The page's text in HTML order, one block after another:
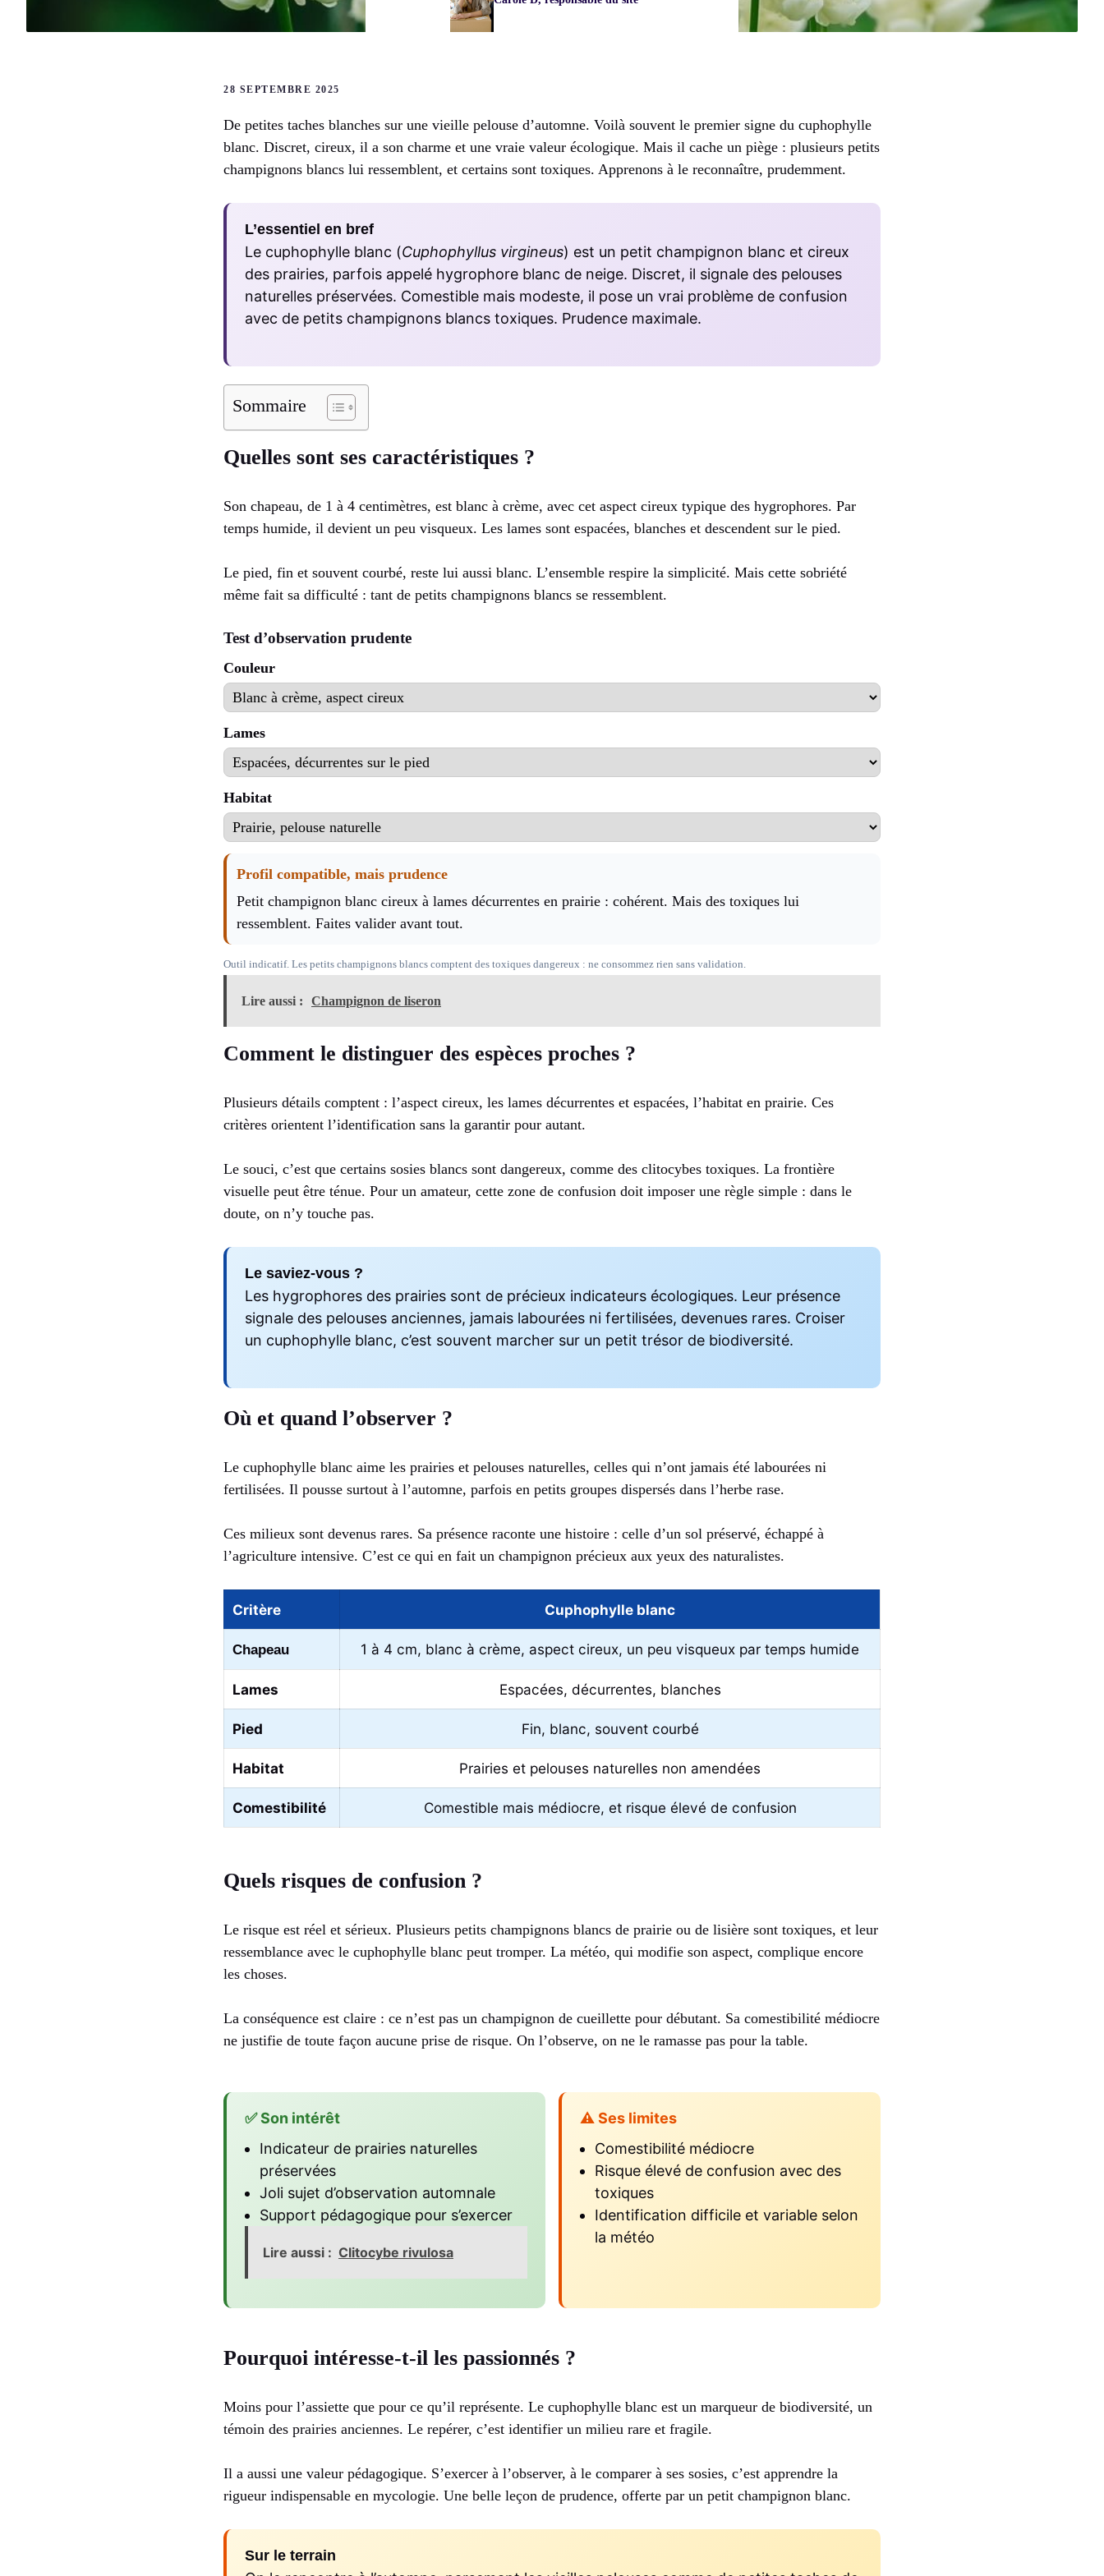
28 SEPTEMBRE 2025
De petites taches blanches sur une vieille pelouse d’automne. Voilà souvent le premier signe du cuphophylle
blanc. Discret, cireux, il a son charme et une vraie valeur écologique. Mais il cache un piège : plusieurs petits
champignons blancs lui ressemblent, et certains sont toxiques. Apprenons à le reconnaître, prudemment.
L’essentiel en bref
Le cuphophylle blanc (Cuphophyllus virgineus) est un petit champignon blanc et cireux
des prairies, parfois appelé hygrophore blanc de neige. Discret, il signale des pelouses
naturelles préservées. Comestible mais modeste, il pose un vrai problème de confusion
avec de petits champignons blancs toxiques. Prudence maximale.
Sommaire
Quelles sont ses caractéristiques ?
Son chapeau, de 1 à 4 centimètres, est blanc à crème, avec cet aspect cireux typique des hygrophores. Par
temps humide, il devient un peu visqueux. Les lames sont espacées, blanches et descendent sur le pied.
Le pied, fin et souvent courbé, reste lui aussi blanc. L’ensemble respire la simplicité. Mais cette sobriété
même fait sa difficulté : tant de petits champignons blancs se ressemblent.
Test d’observation prudente
Couleur
Lames
Habitat
Profil compatible, mais prudence
Petit champignon blanc cireux à lames décurrentes en prairie : cohérent. Mais des toxiques lui
ressemblent. Faites valider avant tout.
Outil indicatif. Les petits champignons blancs comptent des toxiques dangereux : ne consommez rien sans validation.
Lire aussi : Champignon de liseron
Comment le distinguer des espèces proches ?
Plusieurs détails comptent : l’aspect cireux, les lames décurrentes et espacées, l’habitat en prairie. Ces
critères orientent l’identification sans la garantir pour autant.
Le souci, c’est que certains sosies blancs sont dangereux, comme des clitocybes toxiques. La frontière
visuelle peut être ténue. Pour un amateur, cette zone de confusion doit imposer une règle simple : dans le
doute, on n’y touche pas.
Le saviez-vous ?
Les hygrophores des prairies sont de précieux indicateurs écologiques. Leur présence
signale des pelouses anciennes, jamais labourées ni fertilisées, devenues rares. Croiser
un cuphophylle blanc, c’est souvent marcher sur un petit trésor de biodiversité.
Où et quand l’observer ?
Le cuphophylle blanc aime les prairies et pelouses naturelles, celles qui n’ont jamais été labourées ni
fertilisées. Il pousse surtout à l’automne, parfois en petits groupes dispersés dans l’herbe rase.
Ces milieux sont devenus rares. Sa présence raconte une histoire : celle d’un sol préservé, échappé à
l’agriculture intensive. C’est ce qui en fait un champignon précieux aux yeux des naturalistes.
Critère Cuphophylle blanc
Chapeau 1 à 4 cm, blanc à crème, aspect cireux, un peu visqueux par temps humide
Lames Espacées, décurrentes, blanches
Pied Fin, blanc, souvent courbé
Habitat Prairies et pelouses naturelles non amendées
Comestibilité Comestible mais médiocre, et risque élevé de confusion
Quels risques de confusion ?
Le risque est réel et sérieux. Plusieurs petits champignons blancs de prairie ou de lisière sont toxiques, et leur
ressemblance avec le cuphophylle blanc peut tromper. La météo, qui modifie son aspect, complique encore
les choses.
La conséquence est claire : ce n’est pas un champignon de cueillette pour débutant. Sa comestibilité médiocre
ne justifie de toute façon aucune prise de risque. On l’observe, on ne le ramasse pas pour la table.
✅ Son intérêt
Indicateur de prairies naturelles
préservées
Joli sujet d’observation automnale
Support pédagogique pour s’exercer
Lire aussi : Clitocybe rivulosa
⚠️ Ses limites
Comestibilité médiocre
Risque élevé de confusion avec des
toxiques
Identification difficile et variable selon
la météo
Pourquoi intéresse-t-il les passionnés ?
Moins pour l’assiette que pour ce qu’il représente. Le cuphophylle blanc est un marqueur de biodiversité, un
témoin des prairies anciennes. Le repérer, c’est identifier un milieu rare et fragile.
Il a aussi une valeur pédagogique. S’exercer à l’observer, à le comparer à ses sosies, c’est apprendre la
rigueur indispensable en mycologie. Une belle leçon de prudence, offerte par un petit champignon blanc.
Sur le terrain